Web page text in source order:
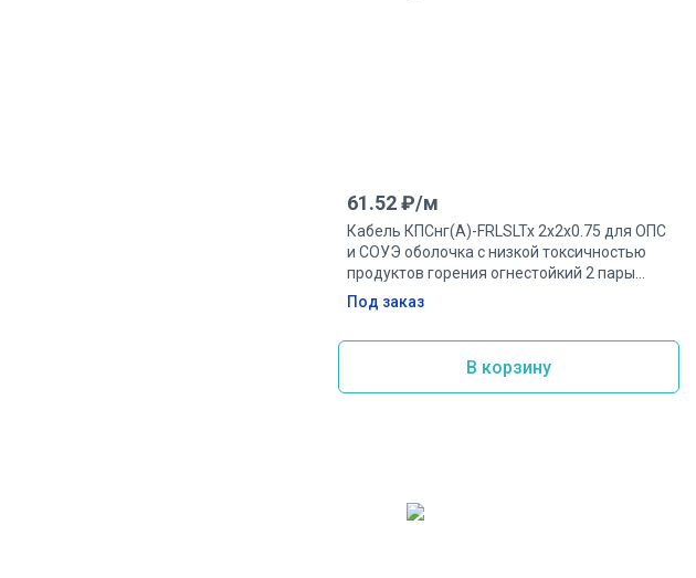
61.52₽/м
Кабель КПСнг(А)-FRLSLTx 2х2х0.75 для ОПС
и СОУЭ оболочка с низкой токсичностью
продуктов горения огнестойкий 2 пары
0.75мм.кв
Под заказ
В корзину